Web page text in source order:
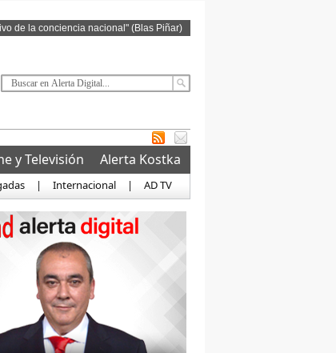
de la conciencia nacional" (Blas Piñar)
y Televisión
Alerta Kostka
| Internacional | AD TV